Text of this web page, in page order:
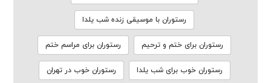
رستوران با موسیقی زنده شب یلدا
رستوران برای ختم و ترحیم رستوران برای مراسم ختم
رستوران خوب برای شب یلدا رستوران خوب در تهران